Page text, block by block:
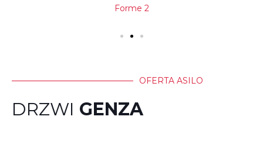
Forme 2
OFERTA ASILO
DRZWI GENZA